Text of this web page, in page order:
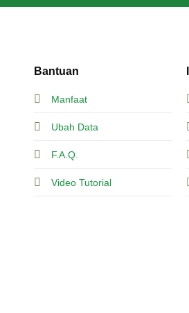
Bantuan
Manfaat
Ubah Data
F.A.Q.
Video Tutorial